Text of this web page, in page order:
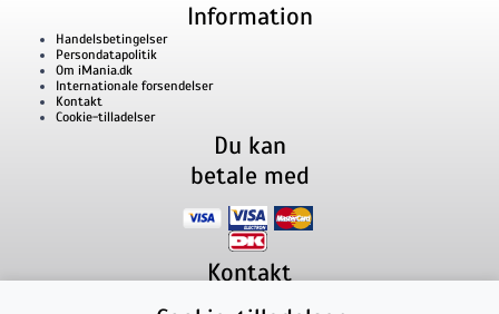
Information
Handelsbetingelser
Persondatapolitik
Om iMania.dk
Internationale forsendelser
Kontakt
Cookie-tilladelser
Du kan
betale med
Kontakt